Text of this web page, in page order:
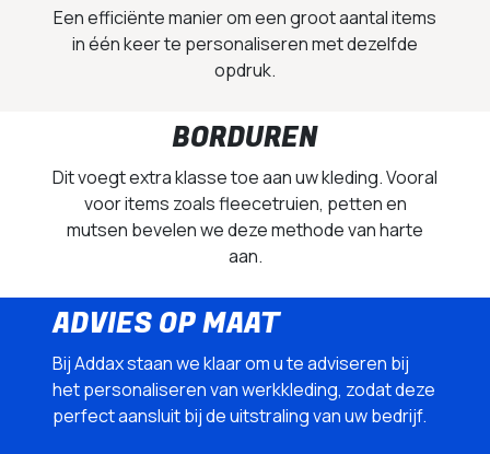
Een efficiënte manier om een groot aantal items
in één keer te personaliseren met dezelfde
opdruk.
BORDUREN
Dit voegt extra klasse toe aan uw kleding. Vooral
voor items zoals fleecetruien, petten en
mutsen bevelen we deze methode van harte
aan.
ADVIES OP MAAT
Bij Addax staan we klaar om u te adviseren bij
het personaliseren van werkkleding, zodat deze
perfect aansluit bij de uitstraling van uw bedrijf.